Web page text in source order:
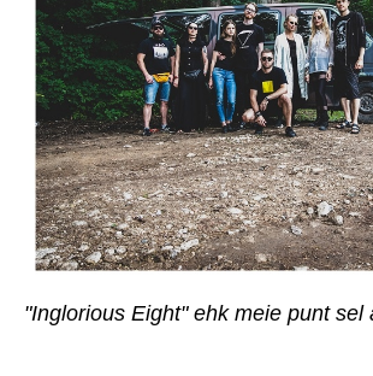
"Inglorious Eight" ehk meie punt sel